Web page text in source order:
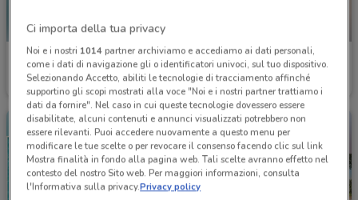
Costa Crociere
Scade il 22/09 1.8 km
Sidis
Scade oggi 1.9 km
Ci importa della tua privacy
Noi e i nostri 1014partner archiviamo e accediamo ai dati personali,
come i dati di navigazione gli o identificatori univoci, sul tuo dispositivo.
Selezionando Accetto, abiliti le tecnologie di tracciamento affinché
supportino gli scopi mostrati alla voce "Noi e i nostri partner trattiamo i
dati da fornire". Nel caso in cui queste tecnologie dovessero essere
disabilitate, alcuni contenuti e annunci visualizzati potrebbero non
essere rilevanti. Puoi accedere nuovamente a questo menu per
modificare le tue scelte o per revocare il consenso facendo clic sul link
Mostra finalità in fondo alla pagina web. Tali scelte avranno effetto nel
contesto del nostro Sito web. Per maggiori informazioni, consulta
l'Informativa sulla privacy.Privacy policy